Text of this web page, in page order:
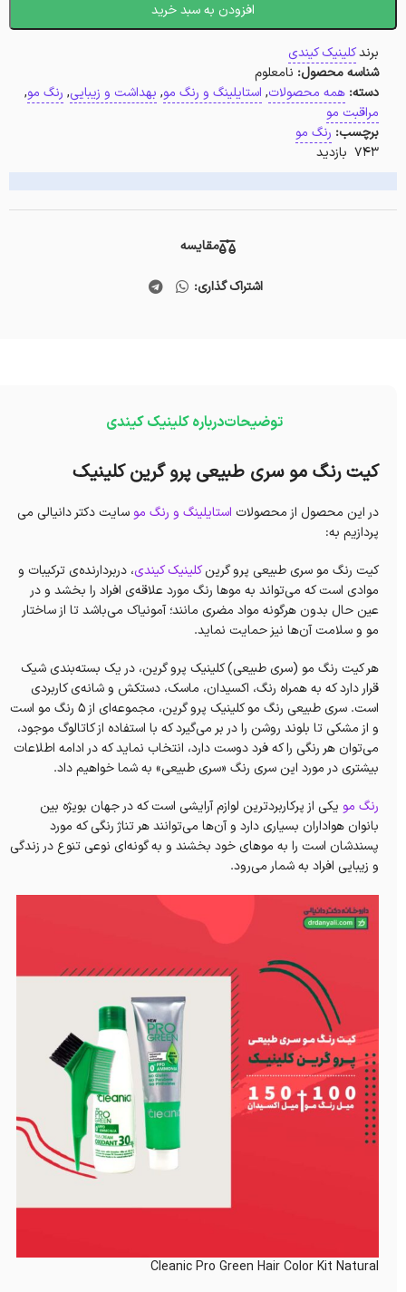
افزودن به سبد خرید
برندکلینیک کیندی
شناسه محصول: نامعلوم
دسته: همه محصولات, استایلینگ و رنگ مو, بهداشت و زیبایی, رنگ مو,
مراقبت مو
برچسب: رنگ مو
743 بازدید
مقایسه
اشتراک گذاری:
توضیحاتدرباره کلینیک کیندی
کيت رنگ مو سری طبیعی پرو گرين کلینیک
در این محصول از محصولات استایلینگ و رنگ مو سایت دکتر دانیالی می
پردازیم به:
کيت رنگ مو سری طبیعی پرو گرينکلینیک کیندی، دربردارنده‌ی ترکیبات و
موادی است که می‌تواند به موها رنگ مورد علاقه‌ی افراد را بخشد و در
عین حال بدون هرگونه مواد مضری مانند؛ آمونیاک می‌باشد تا از ساختار
مو و سلامت آن‌ها نیز حمایت نماید.
هر کیت رنگ مو (سری طبیعی) کلینیک پرو گرین، در یک بسته‌بندی شیک
قرار دارد که به همراه رنگ، اکسیدان، ماسک، دستکش و شانه‌ی کاربردی
است. سری طبیعی رنگ مو کلینیک پرو گرین، مجموعه‌ای از ۵ رنگ مو است
و از مشکی تا بلوند روشن را در بر می‌گیرد که با استفاده از کاتالوگ موجود،
می‌توان هر رنگی را که فرد دوست دارد، انتخاب نماید که در ادامه اطلاعات
بیشتری در مورد این سری رنگ «سری طبیعی» به شما خواهیم داد.
رنگ‌ مو یکی از پرکاربردترین لوازم آرایشی است که در جهان بویژه بین
بانوان هواداران بسیاری دارد و آن‌ها می‌توانند هر تناژ رنگی که مورد
پسندشان است را به موهای خود بخشند و به گونه‌ای نوعی تنوع در زندگی
و زیبایی‌ افراد به شمار می‌رود.
Cleanic Pro Green Hair Color Kit Natural